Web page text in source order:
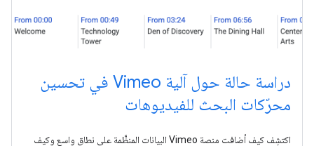
دراسة حالة حول آلية Vimeo في تحسين
محرّكات البحث للفيديوهات
اكتشِف كيف أضافت منصة Vimeo البيانات المنظَّمة على نطاق واسع وكيف